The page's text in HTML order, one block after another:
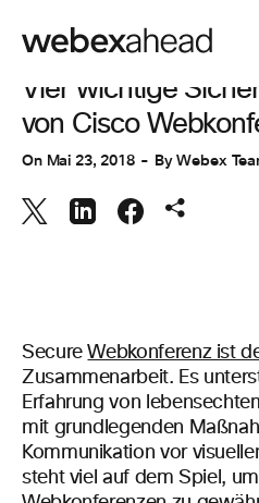
VIDEOKONFERENZEN
Vier wichtige
von Cisco
On Mai 23, 2018 ByWebex
SecureWebkonferenz ist
Zusammenarbeit. Es
Erfahrung von
mit grundlegenden
Kommunikation vor
steht viel auf dem Spiel,